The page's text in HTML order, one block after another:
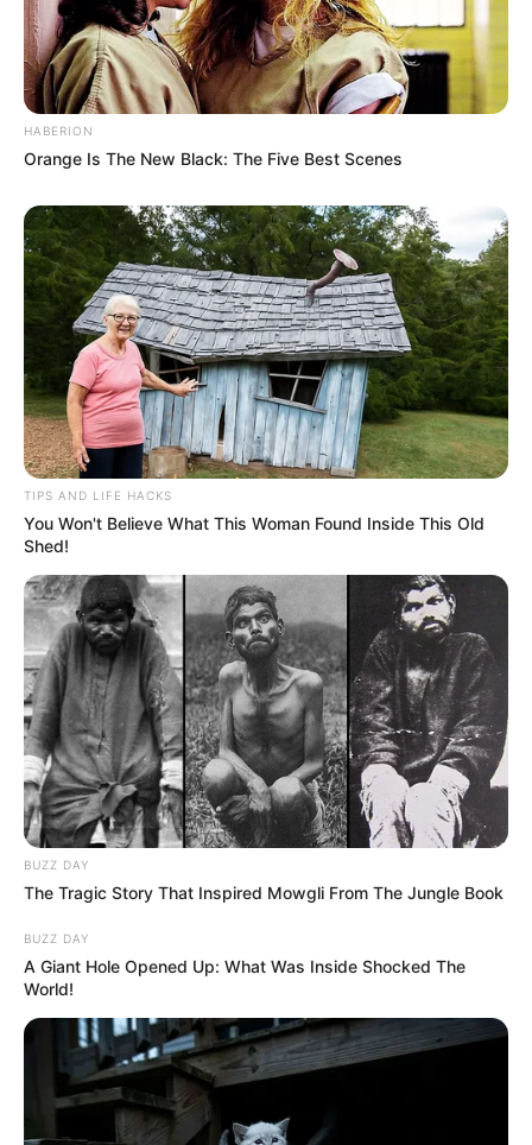
HABERION
Orange Is The New Black: The Five Best Scenes
TIPS AND LIFE HACKS
You Won't Believe What This Woman Found Inside This Old
Shed!
BUZZ DAY
The Tragic Story That Inspired Mowgli From The Jungle Book
BUZZ DAY
A Giant Hole Opened Up: What Was Inside Shocked The
World!